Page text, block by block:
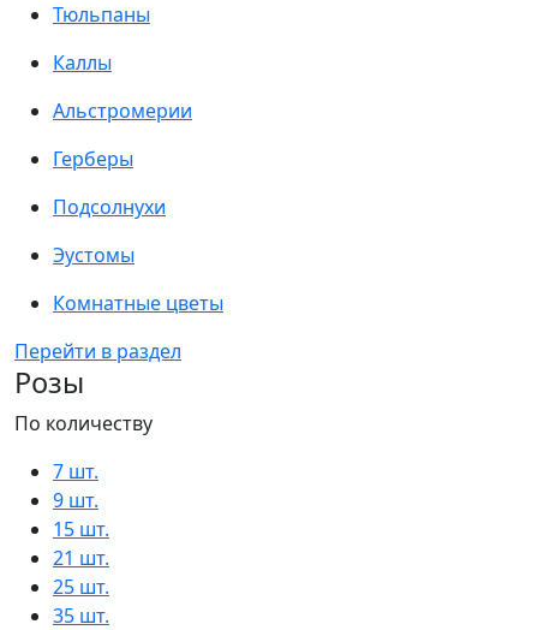
Тюльпаны
Каллы
Альстромерии
Герберы
Подсолнухи
Эустомы
Комнатные цветы
Перейти в раздел
Розы
По количеству
7 шт.
9 шт.
15 шт.
21 шт.
25 шт.
35 шт.